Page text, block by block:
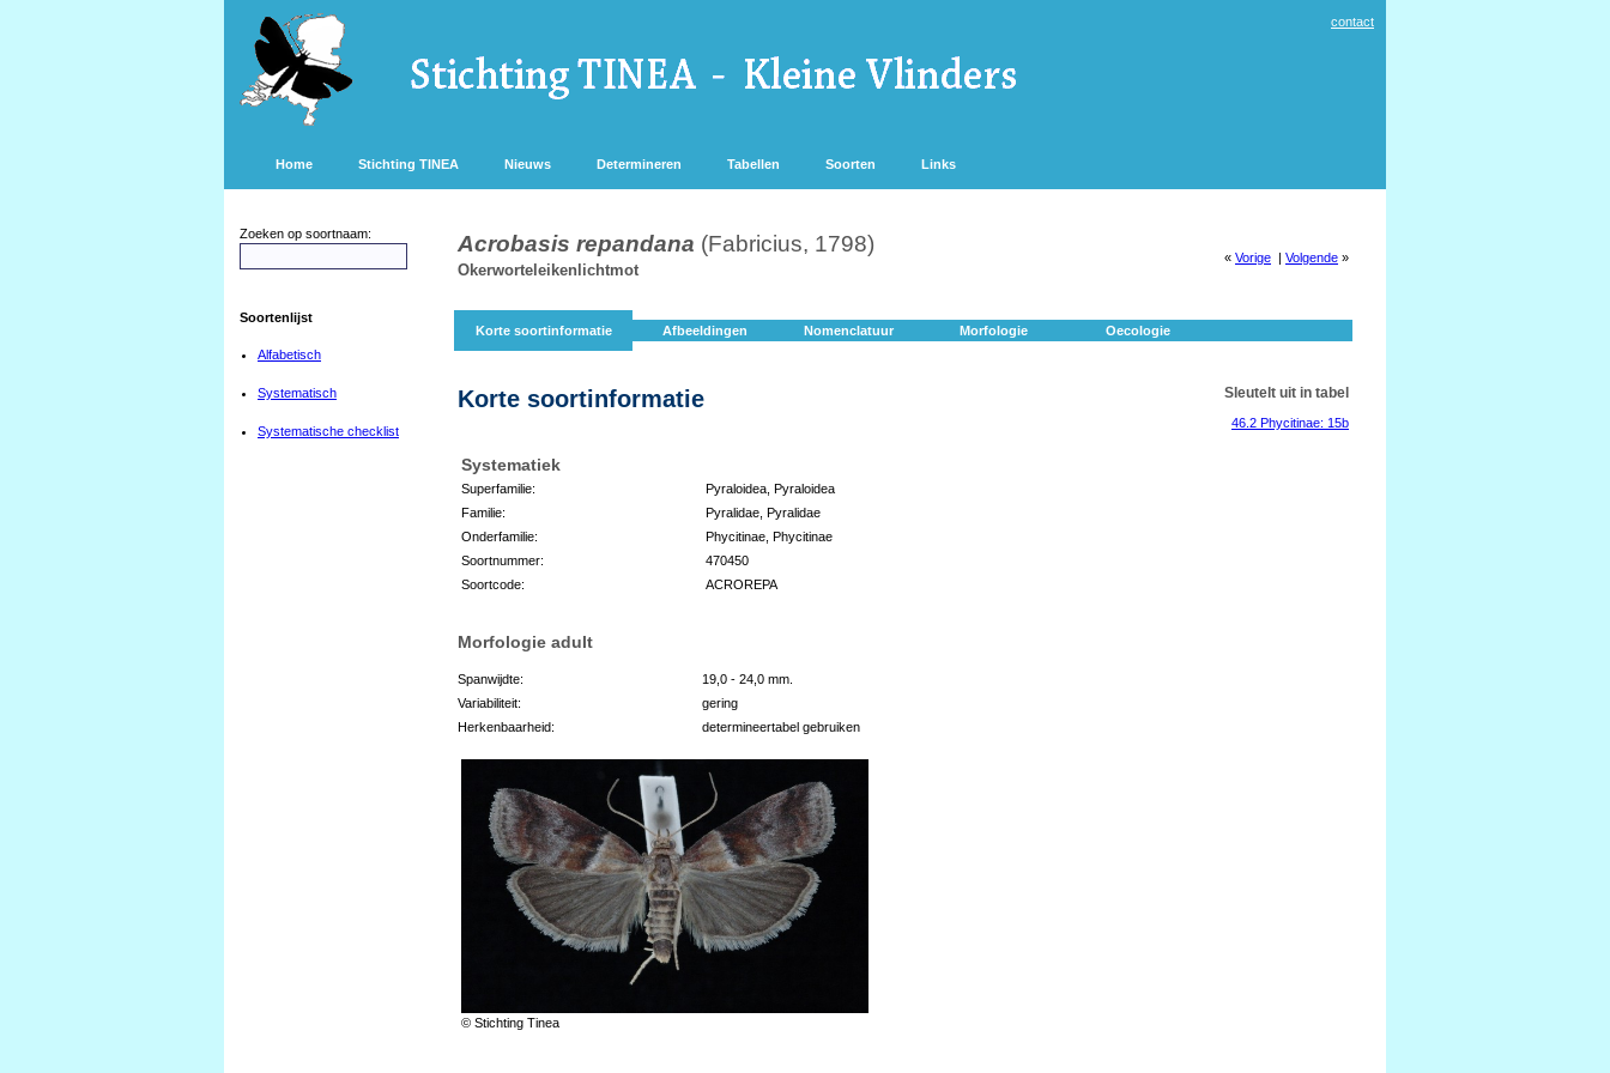
contact
Home Stichting TINEA Nieuws Determineren Tabellen Soorten Links
Zoeken op soortnaam:
Soortenlijst
Alfabetisch
Systematisch
Systematische checklist
Acrobasis repandana (Fabricius, 1798)
Okerworteleikenlichtmot
« Vorige | Volgende »
Korte soortinformatie Afbeeldingen Nomenclatuur Morfologie Oecologie
Korte soortinformatie
Systematiek
Superfamilie:
Pyraloidea, Pyraloidea
Familie:
Pyralidae, Pyralidae
Onderfamilie:
Phycitinae, Phycitinae
Soortnummer:
470450
Soortcode:
ACROREPA
Sleutelt uit in tabel
46.2 Phycitinae: 15b
Morfologie adult
Spanwijdte:
19,0 - 24,0 mm.
Variabiliteit:
gering
Herkenbaarheid:
determineertabel gebruiken
© Stichting Tinea